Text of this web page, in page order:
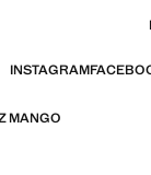
INSTAGRAM
MANGO